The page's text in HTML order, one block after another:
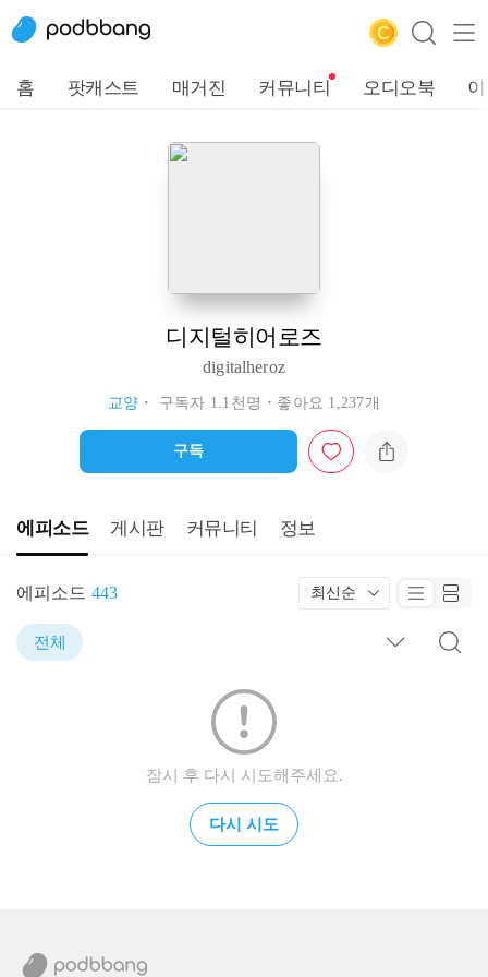
홈 팟캐스트 매거진 커뮤니티 오디오북
디지털히어로즈
digitalheroz
교양 구독자 1.1천명 좋아요 1,237개
구독
에피소드 게시판 커뮤니티 정보
에피소드 443 최신순
전체
잠시 후 다시 시도해주세요.
다시 시도